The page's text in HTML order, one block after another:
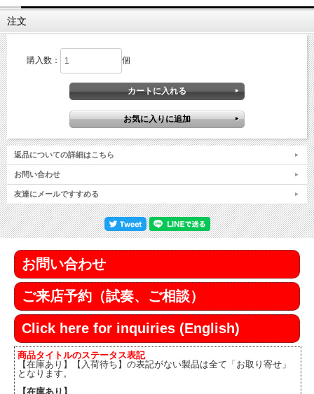
注文
購入数： 個
返品についての詳細はこちら
お問い合わせ
友達にメールですすめる
お問い合わせ
ご来店予約（試奏、ご相談）
Click here for inquiries (English)
商品タイトルのステータス表記
【在庫あり】【入荷待ち】の表記がない製品は全て「お取り寄せ」
となります。
【在庫あり】